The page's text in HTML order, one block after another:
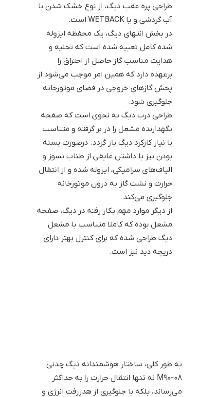
طراحی پره عقب دیگ، از نوع خشک شدن با
آب گردشی و یا WETBACK است.
در بخش انتهای دیگ، یک محفظه ایزوله
شده کامل تعبیه شده است که تخلیه و
هدایت مناسب گاز حاصل از احتراق را
برعهده دارد که همین امر موجب می‌شود از
پخش گازهای خروجی در فضای موتورخانه
جلوگیری شود.
طراحی درب دیگ به نحوی است که صفحه
نگهدارنده مشعل را در بر گرفته و متناسب
با نیاز کارکرد دیگ باز گردد. درصورت بسته
بودن نیز با داشتن عایقی از طناب نسوز و
الیاف‌های سرامیکی، ایزوله شده و از انتقال
حرارت و نشت گاز به درون موتورخانه
جلوگیری می‌کند.
از دیگر موارد مهم بکار رفته در دیگ، صفحه
مشعل بوده که کاملا متناسب با مشعل
دیگ طراحی شده که برای کنترل بهتر دارای
دریچه دید نیز است.
به طور کلی، ساختار هوشمندانه دیگ چدنی
M90-08 نه تنها انتقال حرارت را به حداکثر
می‌رساند، بلکه با جلوگیری از هدررفت انرژی و